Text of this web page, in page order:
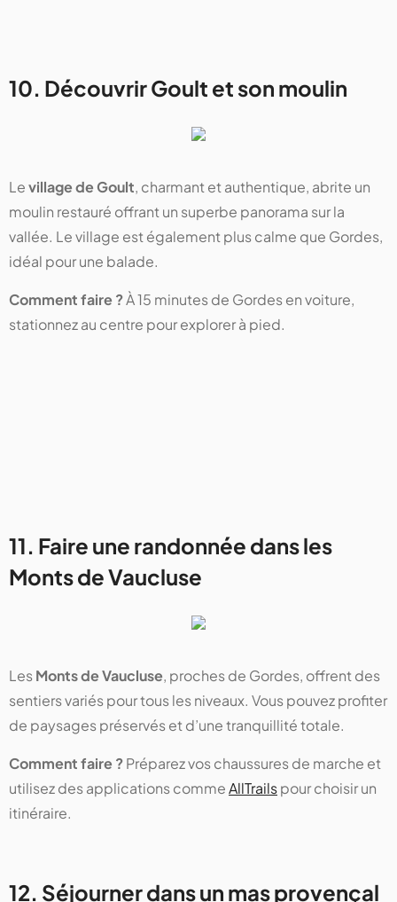
10. Découvrir Goult et son moulin
Levillage de Goult, charmant et authentique, abrite un
moulin restauré offrant un superbe panorama sur la
vallée. Le village est également plus calme que Gordes,
idéal pour une balade.
Comment faire ?À 15 minutes de Gordes en voiture,
stationnez au centre pour explorer à pied.
11. Faire une randonnée dans les
Monts de Vaucluse
LesMonts de Vaucluse, proches de Gordes, offrent des
sentiers variés pour tous les niveaux. Vous pouvez profiter
de paysages préservés et d’une tranquillité totale.
Comment faire ?Préparez vos chaussures de marche et
utilisez des applications commeAllTrailspour choisir un
itinéraire.
12. Séjourner dans un mas provençal